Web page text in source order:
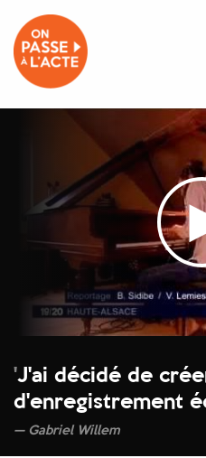
'J'ai décidé de
d'enregistrement
Gabriel Willem